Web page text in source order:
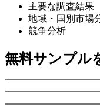
主要な調査結果
地域・国別市場
競争分析
無料サンプル